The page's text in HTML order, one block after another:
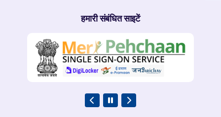
हमारी संबंधित साइटें